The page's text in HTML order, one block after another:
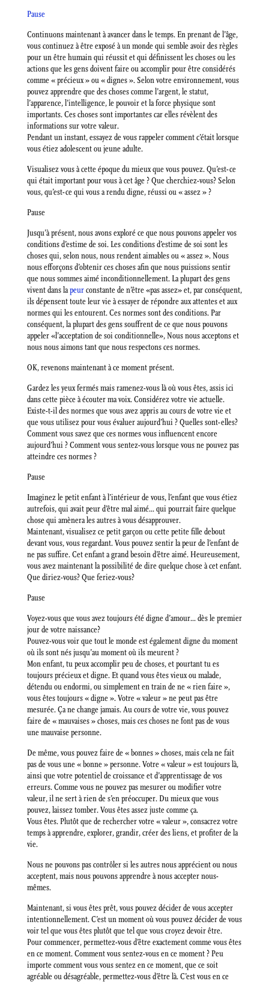
Pause
Continuons maintenant à avancer dans le temps. En prenant de l’âge,
vous continuez à être exposé à un monde qui semble avoir des règles
pour un être humain qui réussit et qui définissent les choses ou les
actions que les gens doivent faire ou accomplir pour être considérés
comme « précieux » ou « dignes ». Selon votre environnement, vous
pouvez apprendre que des choses comme l’argent, le statut,
l’apparence, l’intelligence, le pouvoir et la force physique sont
importants. Ces choses sont importantes car elles révèlent des
informations sur votre valeur.
Pendant un instant, essayez de vous rappeler comment c’était lorsque
vous étiez adolescent ou jeune adulte.
Visualisez vous à cette époque du mieux que vous pouvez. Qu’est-ce
qui était important pour vous à cet âge ? Que cherchiez-vous? Selon
vous, qu’est-ce qui vous a rendu digne, réussi ou « assez » ?
Pause
Jusqu’à présent, nous avons exploré ce que nous pouvons appeler vos
conditions d’estime de soi. Les conditions d’estime de soi sont les
choses qui, selon nous, nous rendent aimables ou « assez ». Nous
nous efforçons d’obtenir ces choses afin que nous puissions sentir
que nous sommes aimé inconditionnellement. La plupart des gens
vivent dans lapeurconstante de n’être «pas assez» et, par conséquent,
ils dépensent toute leur vie à essayer de répondre aux attentes et aux
normes qui les entourent. Ces normes sont des conditions. Par
conséquent, la plupart des gens souffrent de ce que nous pouvons
appeler «l’acceptation de soi conditionnelle», Nous nous acceptons et
nous nous aimons tant que nous respectons ces normes.
OK, revenons maintenant à ce moment présent.
Gardez les yeux fermés mais ramenez-vous là où vous êtes, assis ici
dans cette pièce à écouter ma voix. Considérez votre vie actuelle.
Existe-t-il des normes que vous avez appris au cours de votre vie et
que vous utilisez pour vous évaluer aujourd’hui ? Quelles sont-elles?
Comment vous savez que ces normes vous influencent encore
aujourd’hui ? Comment vous sentez-vous lorsque vous ne pouvez pas
atteindre ces normes ?
Pause
Imaginez le petit enfant à l’intérieur de vous, l’enfant que vous étiez
autrefois, qui avait peur d’être mal aimé… qui pourrait faire quelque
chose qui amènera les autres à vous désapprouver.
Maintenant, visualisez ce petit garçon ou cette petite fille debout
devant vous, vous regardant. Vous pouvez sentir la peur de l’enfant de
ne pas suffire. Cet enfant a grand besoin d’être aimé. Heureusement,
vous avez maintenant la possibilité de dire quelque chose à cet enfant.
Que diriez-vous? Que feriez-vous?
Pause
Voyez-vous que vous avez toujours été digne d’amour… dès le premier
jour de votre naissance?
Pouvez-vous voir que tout le monde est également digne du moment
où ils sont nés jusqu’au moment où ils meurent ?
Mon enfant, tu peux accomplir peu de choses, et pourtant tu es
toujours précieux et digne. Et quand vous êtes vieux ou malade,
détendu ou endormi, ou simplement en train de ne « rien faire »,
vous êtes toujours « digne ». Votre « valeur » ne peut pas être
mesurée. Ça ne change jamais. Au cours de votre vie, vous pouvez
faire de « mauvaises » choses, mais ces choses ne font pas de vous
une mauvaise personne.
De même, vous pouvez faire de « bonnes » choses, mais cela ne fait
pas de vous une « bonne » personne. Votre « valeur » est toujours là,
ainsi que votre potentiel de croissance et d’apprentissage de vos
erreurs. Comme vous ne pouvez pas mesurer ou modifier votre
valeur, il ne sert à rien de s’en préoccuper. Du mieux que vous
pouvez, laissez tomber. Vous êtes assez juste comme ça.
Vous êtes. Plutôt que de rechercher votre « valeur », consacrez votre
temps à apprendre, explorer, grandir, créer des liens, et profiter de la
vie.
Nous ne pouvons pas contrôler si les autres nous apprécient ou nous
acceptent, mais nous pouvons apprendre à nous accepter nous-
mêmes.
Maintenant, si vous êtes prêt, vous pouvez décider de vous accepter
intentionnellement. C’est un moment où vous pouvez décider de vous
voir tel que vous êtes plutôt que tel que vous croyez devoir être.
Pour commencer, permettez-vous d’être exactement comme vous êtes
en ce moment. Comment vous sentez-vous en ce moment ? Peu
importe comment vous vous sentez en ce moment, que ce soit
agréable ou désagréable, permettez-vous d’être là. C’est vous en ce